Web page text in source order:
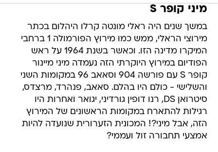
מיני קופר S
במשך שנים היה ראלי מונטה קרלו היהלום בכתר
מירוצי הראלי, ממש כמו מירוץ הפורמולה 1 ברחבי
המיקרו מדינה הזו. וכאשר בשנת 1964 על ראש
הפודיום במירוץ היוקרתי הזה נעמדה מיני מיינור
קופר S עם פורשה 904 וסאאב 96 במקומות השני
והשלישי - כולם היו בהלם. סאאב, פנהרד, מרצדס,
סיטרואן DS, רנו דופין גורדיני, יגואר ואחרות היו
רגילות להתארח במקומות הראשונים של המירוץ
הזה, אבל מיני?! המכונית הזערורית שנועדה להיות
אמצעי תחבורה זול ועממי?